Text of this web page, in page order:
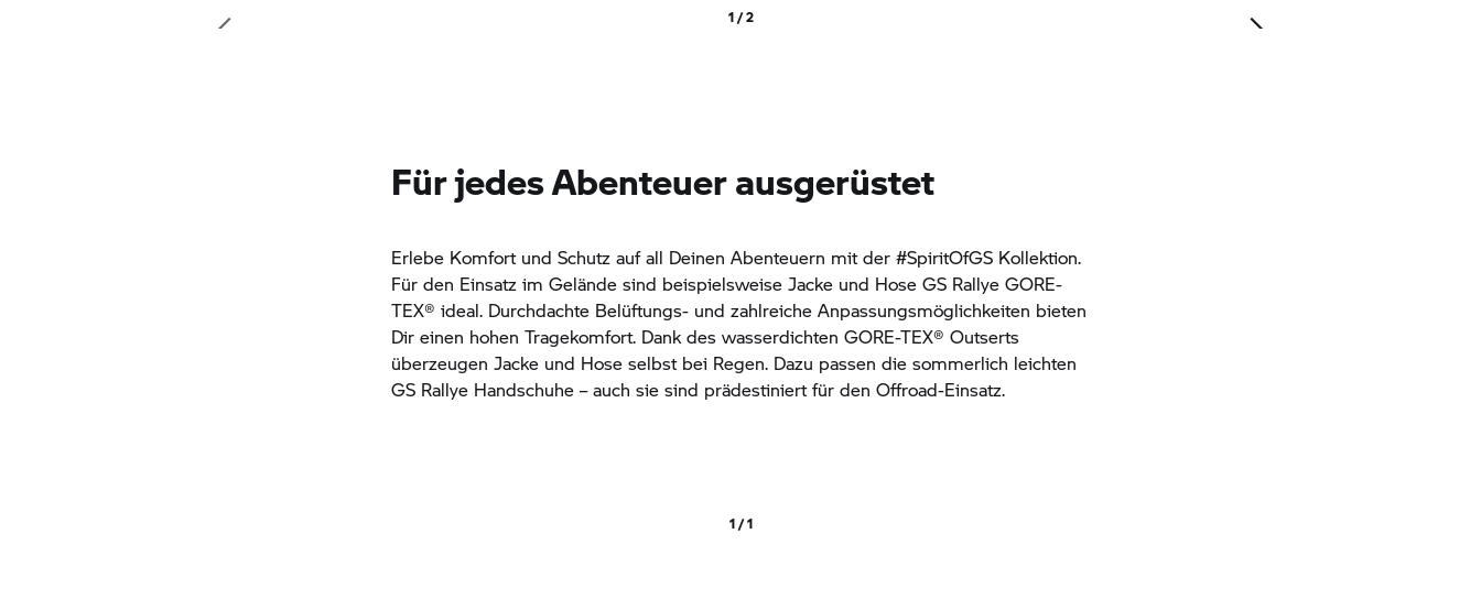
1 / 2
Für jedes Abenteuer ausgerüstet
Erlebe Komfort und Schutz auf all Deinen Abenteuern mit der #SpiritOfGS Kollektion.
Für den Einsatz im Gelände sind beispielsweise Jacke und Hose GS Rallye GORE-
TEX® ideal. Durchdachte Belüftungs- und zahlreiche Anpassungsmöglichkeiten bieten
Dir einen hohen Tragekomfort. Dank des wasserdichten GORE-TEX® Outserts
überzeugen Jacke und Hose selbst bei Regen. Dazu passen die sommerlich leichten
GS Rallye Handschuhe – auch sie sind prädestiniert für den Offroad-Einsatz.
1 / 1